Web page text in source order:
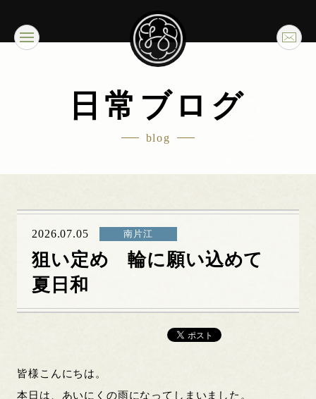
日常ブログ
blog
2026.07.05 南片江
狙い定め 輪に願い込めて
夏日和
皆様こんにちは。
本日は、あいにくの雨になってしまいました。